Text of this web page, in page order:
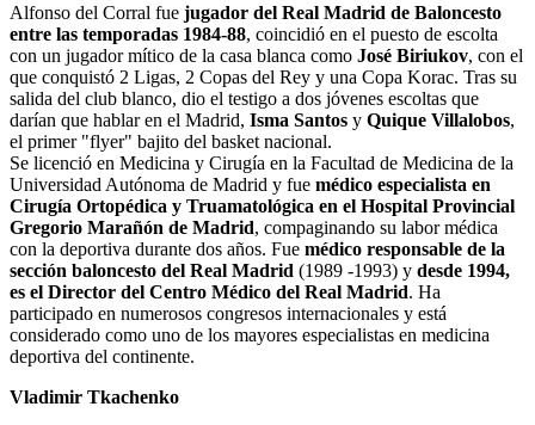
Alfonso del Corral fue jugador del Real Madrid de Baloncesto
entre las temporadas 1984-88, coincidió en el puesto de escolta
con un jugador mítico de la casa blanca como José Biriukov, con el
que conquistó 2 Ligas, 2 Copas del Rey y una Copa Korac. Tras su
salida del club blanco, dio el testigo a dos jóvenes escoltas que
darían que hablar en el Madrid, Isma Santos y Quique Villalobos,
el primer "flyer" bajito del basket nacional.
Se licenció en Medicina y Cirugía en la Facultad de Medicina de la
Universidad Autónoma de Madrid y fue médico especialista en
Cirugía Ortopédica y Truamatológica en el Hospital Provincial
Gregorio Marañón de Madrid, compaginando su labor médica
con la deportiva durante dos años. Fue médico responsable de la
sección baloncesto del Real Madrid (1989 -1993) y desde 1994,
es el Director del Centro Médico del Real Madrid. Ha
participado en numerosos congresos internacionales y está
considerado como uno de los mayores especialistas en medicina
deportiva del continente.
Vladimir Tkachenko